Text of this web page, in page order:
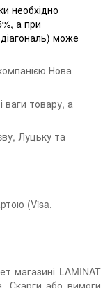
необхідно
а при
може
Нова
ваги товару, а
Луцьку та
(Visa,
магазині LAMINAT
Скарги або вимоги